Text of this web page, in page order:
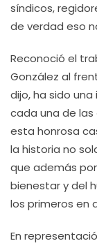
síndicos,
de verdad eso
Reconoció el
González al
dijo, ha sido
cada una de
esta honrosa
la historia no
que además
bienestar y del
los primeros en
En